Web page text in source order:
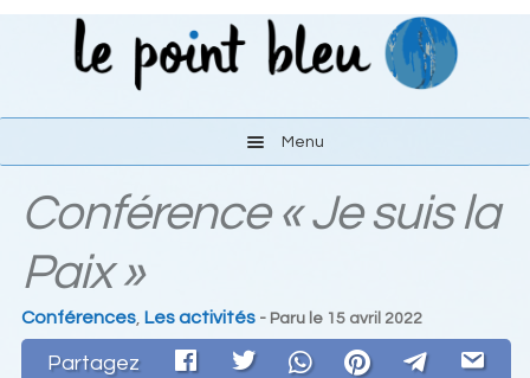
Menu
Les activités
S’y rendre
Conférence « Je suis la
Paix »
Conférences, Les activités - Paru le 15 avril 2022
Partagez